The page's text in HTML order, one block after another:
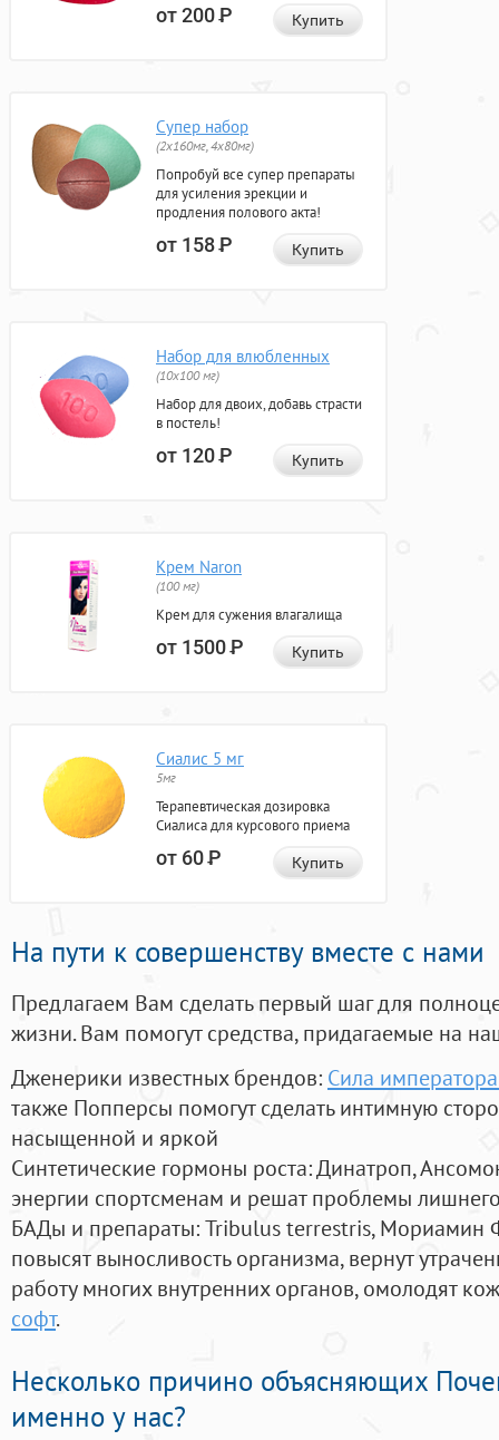
от 200Р Купить
Супер набор
(2х160мг, 4х80мг)
Попробуй все супер препараты
для усиления эрекции и
продления полового акта!
от 158Р Купить
Набор для влюбленных
(10х100 мг)
Набор для двоих, добавь страсти
в постель!
от 120Р Купить
Крем Naron
(100 мг)
Крем для сужения влагалища
от 1500Р Купить
Сиалис 5 мг
5мг
Терапевтическая дозировка
Сиалиса для курсового приема
от 60Р Купить
На пути к совершенству вместе с нами
Предлагаем Вам сделать первый шаг для
жизни. Вам помогут средства, придагаемые на
Дженерики известных брендов: Сила
также Попперсы помогут сделать интимную
насыщенной и яркой
Синтетические гормоны роста: Динатроп,
энергии спортсменам и решат проблемы
БАДы и препараты:Tribulus terrestris, Мориамин
повысят выносливость организма, вернут
работу многих внутренних органов, омолодят
софт.
Несколько причино объясняющих
именно у нас?